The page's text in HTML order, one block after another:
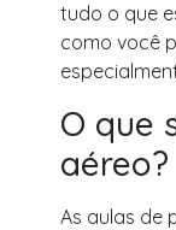
tudo o que
como você
O que
aéreo?
As aulas de